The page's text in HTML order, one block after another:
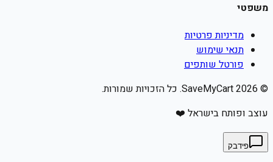
משפטי
מדיניות פרטיות
תנאי שימוש
פורטל שותפים
©
2026
עוצב ופותח בישראל ❤️
פידבק